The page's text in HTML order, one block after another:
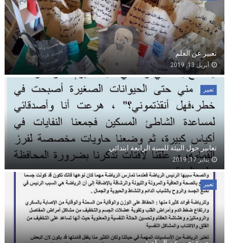
تعبير عن العلم
أبريل 13, 2019
تعبير
تعابير حول البيئة للسنة الرابعة ابتدائي
يناير 17, 2019
تعبير